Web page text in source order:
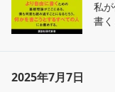
私
書
2025年7月7日